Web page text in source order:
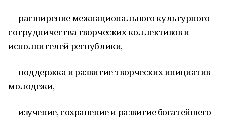
— расширение межнационального культурного
сотрудничества творческих коллективов и
исполнителей республики,
— поддержка и развитие творческих инициатив
молодежи,
— изучение, сохранение и развитие богатейшего